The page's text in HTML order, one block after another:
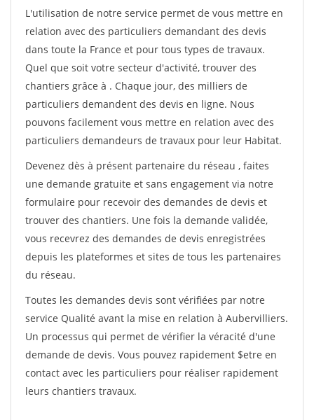
L'utilisation de notre service permet de vous mettre en
relation avec des particuliers demandant des devis
dans toute la France et pour tous types de travaux.
Quel que soit votre secteur d'activité, trouver des
chantiers grâce à . Chaque jour, des milliers de
particuliers demandent des devis en ligne. Nous
pouvons facilement vous mettre en relation avec des
particuliers demandeurs de travaux pour leur Habitat.
Devenez dès à présent partenaire du réseau , faites
une demande gratuite et sans engagement via notre
formulaire pour recevoir des demandes de devis et
trouver des chantiers. Une fois la demande validée,
vous recevrez des demandes de devis enregistrées
depuis les plateformes et sites de tous les partenaires
du réseau.
Toutes les demandes devis sont vérifiées par notre
service Qualité avant la mise en relation à Aubervilliers.
Un processus qui permet de vérifier la véracité d'une
demande de devis. Vous pouvez rapidement $etre en
contact avec les particuliers pour réaliser rapidement
leurs chantiers travaux.